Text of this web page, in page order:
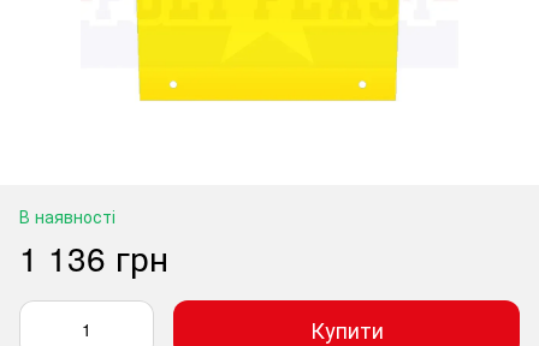
В наявності
1 136 грн
Купити